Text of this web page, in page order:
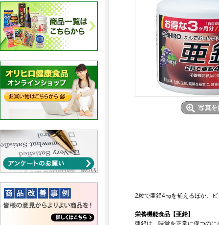
2粒で亜鉛4㎎を補えるほか、
栄養機能食品【亜鉛】
亜鉛は、味覚を正常に保つの